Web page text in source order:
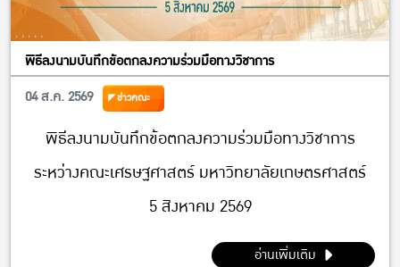
พิธีลงนามบันทึกข้อตกลงความร่วมมือทางวิชาการ
04 ส.ค. 2569
ข่าวคณะ
พิธีลงนามบันทึกข้อตกลงความร่วมมือทางวิชาการ
ระหว่างคณะเศรษฐศาสตร์ มหาวิทยาลัยเกษตรศาสตร์
5 สิงหาคม 2569
อ่านเพิ่มเติม